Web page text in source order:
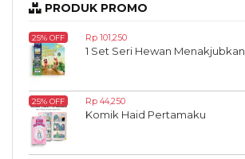
PRODUK PROMO
25% OFF Rp 101,250
1 Set Seri Hewan Menakjubkan
25% OFF Rp 44,250
Komik Haid Pertamaku